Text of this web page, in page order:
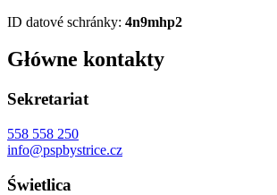
ID datové schránky: 4n9mhp2
Główne kontakty
Sekretariat
558 558 250
info@pspbystrice.cz
Świetlica